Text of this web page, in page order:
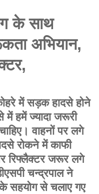
के साथ
अभियान,
में सड़क हादसे होने
में हमें ज्यादा जरूरी
वाहनों पर लगे
रोकने में काफी
रिफ्लैक्टर जरूर लगे
चन्द्रपाल ने
सहयोग से चलाए गए